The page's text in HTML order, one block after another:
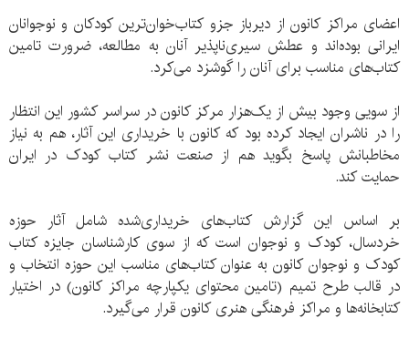
اعضای مراکز کانون از دیرباز جزو کتاب‌خوان‌ترین کودکان و نوجوانان
ایرانی بوده‌اند و عطش سیری‌ناپذیر آنان به مطالعه، ضرورت تامین
کتاب‌های مناسب برای آنان را گوشزد می‌کرد.
از سویی وجود بیش از یک‌هزار مرکز کانون در سراسر کشور این انتظار
را در ناشران ایجاد کرده بود که کانون با خریداری این آثار، هم به نیاز
مخاطبانش پاسخ بگوید هم از صنعت نشر کتاب کودک در ایران
حمایت کند.
بر اساس این گزارش کتاب‌های خریداری‌شده شامل آثار حوزه
خردسال، کودک و ‌نوجوان است که از سوی کارشناسان جایزه کتاب
کودک و نوجوان کانون به عنوان کتاب‌های مناسب این حوزه انتخاب و
در قالب طرح تمیم (تامین محتوای یکپارچه مراکز کانون) در اختیار
کتابخانه‌ها و مراکز فرهنگی هنری کانون قرار می‌گیرد.